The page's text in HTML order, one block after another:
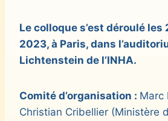
Le colloque s’est déroulé les
2023, à Paris, dans
Lichtenstein de l’INHA.
Comité d’organisation : Marc
Christian Cribellier (Ministère